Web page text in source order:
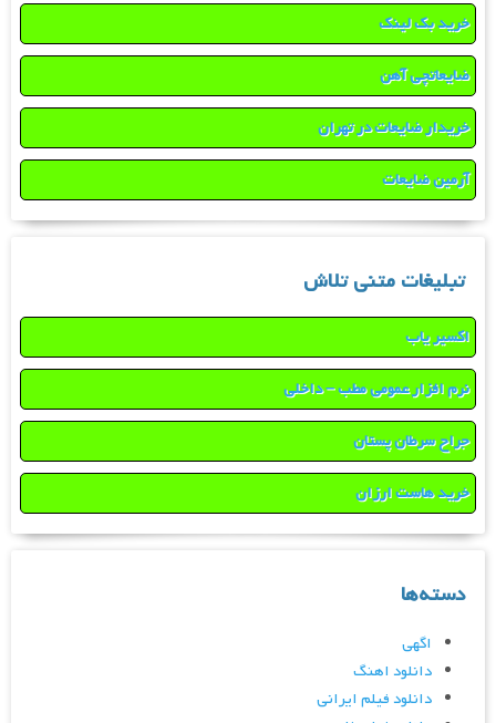
خرید بک لینک
ضایعاتچی آهن
خریدار ضایعات در تهران
آرمین ضایعات
تبلیغات متنی تلاش
اکسیر یاب
نرم افزار عمومی مطب – داخلی
جراح سرطان پستان
خرید هاست ارزان
دسته‌ها
اگهی
دانلود اهنگ
دانلود فیلم ایرانی